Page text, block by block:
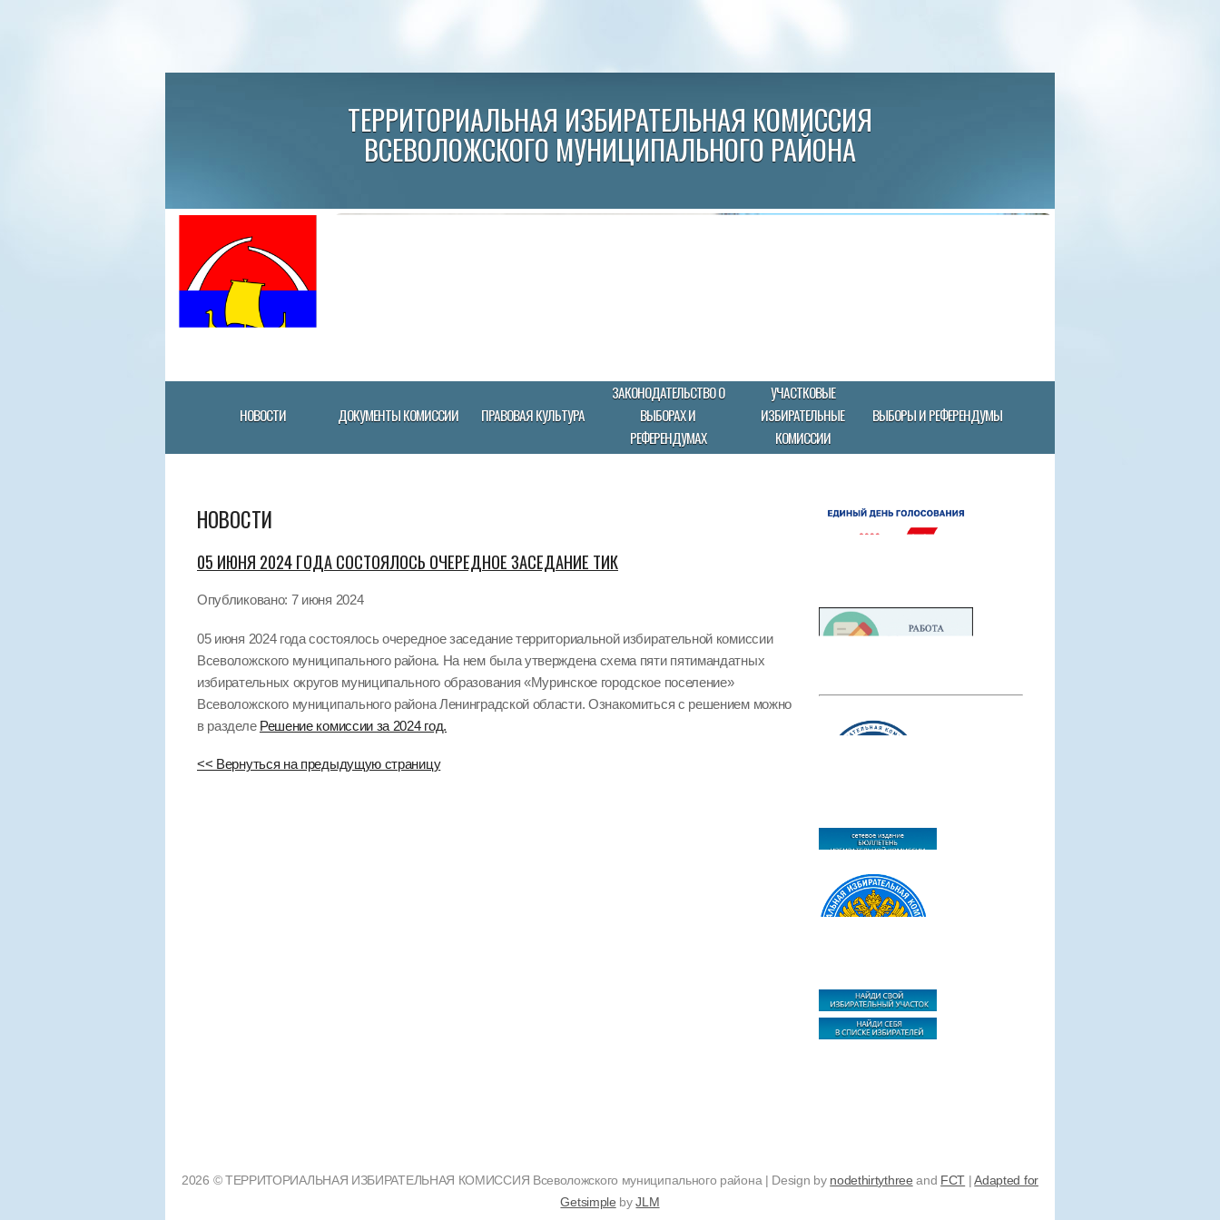
ТЕРРИТОРИАЛЬНАЯ ИЗБИРАТЕЛЬНАЯ КОМИССИЯ
ВСЕВОЛОЖСКОГО МУНИЦИПАЛЬНОГО РАЙОНА
НОВОСТИ ДОКУМЕНТЫ КОМИССИИ ПРАВОВАЯ КУЛЬТУРА
ЗАКОНОДАТЕЛЬСТВО О
ВЫБОРАХ И
РЕФЕРЕНДУМАХ
УЧАСТКОВЫЕ
ИЗБИРАТЕЛЬНЫЕ
КОМИССИИ
ВЫБОРЫ И РЕФЕРЕНДУМЫ
НОВОСТИ
05 ИЮНЯ 2024 ГОДА СОСТОЯЛОСЬ ОЧЕРЕДНОЕ ЗАСЕДАНИЕ ТИК
Опубликовано: 7 июня 2024
05 июня 2024 года состоялось очередное заседание территориальной избирательной комиссии
Всеволожского муниципального района. На нем была утверждена схема пяти пятимандатных
избирательных округов муниципального образования «Муринское городское поселение»
Всеволожского муниципального района Ленинградской области. Ознакомиться с решением можно
в разделе Решение комиссии за 2024 год.
<< Вернуться на предыдущую страницу
2026 © ТЕРРИТОРИАЛЬНАЯ ИЗБИРАТЕЛЬНАЯ КОМИССИЯ Всеволожского муниципального района | Design by nodethirtythree and FCT |Adapted for
Getsimple byJLM